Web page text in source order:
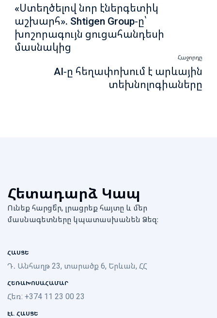
«Ստեղծելով նոր էներգետիկ
աշխարհ». Shtigen Group-ը՝
խոշորագույն ցուցահանդեսի
մասնակից
Հաջորդը
AI-ը հեղափոխում է արևային
տեխնոլոգիաները
Հետադարձ Կապ
Ունեք հարցե՞ր, լրացրեք հայտը և մեր
մասնագետները կպատասխանեն Ձեզ։
ՀԱՍՑԵ
Դ․ Անհաղթ 23, տարածք 6, Երևան, ՀՀ
ՀԵՌԱԽՈՍԱՀԱՄԱՐ
Հեռ: +374 11 23 00 23
ԷԼ. ՀԱՍՑԵ